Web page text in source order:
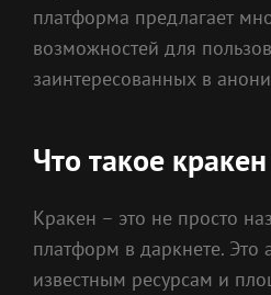
платформа предлагает
возможностей для
заинтересованных в
Что такое
Кракен – это не просто
платформ в даркнете. Это
известным ресурсам и